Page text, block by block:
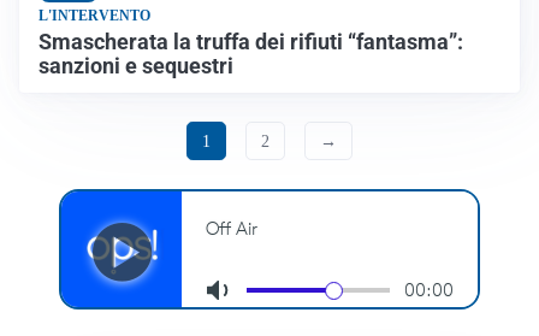
L'INTERVENTO
Smascherata la truffa dei rifiuti “fantasma”:
sanzioni e sequestri
1 2 →